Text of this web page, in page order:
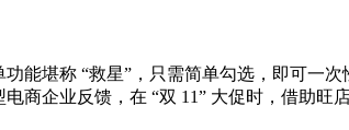
堪称 “救星”，只需简单勾选，即可一
商企业反馈，在 “双 11” 大促时，借助